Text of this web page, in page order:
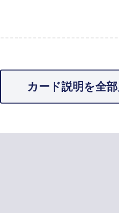
カード説明を全